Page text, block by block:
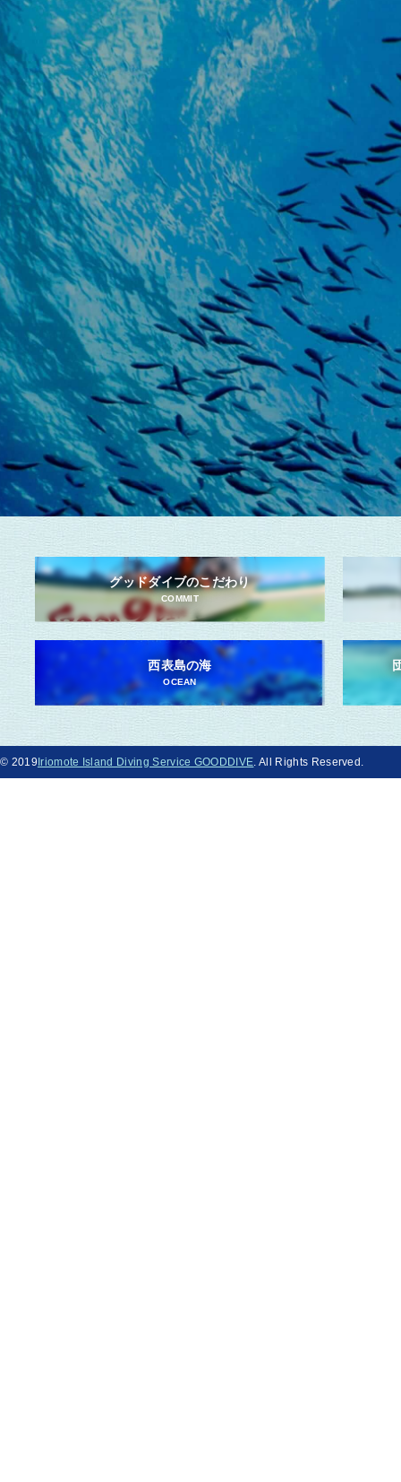
グッドダイブのこだわり
COMMIT
西表島の海
OCEAN
© 2019Iriomote Island Diving Service GOODDIVE . All Rights Reserved.